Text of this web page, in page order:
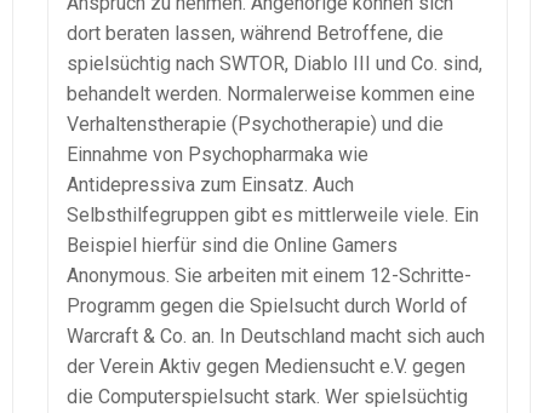
dort beraten lassen, während Betroffene, die
spielsüchtig nach SWTOR, Diablo III und Co. sind,
behandelt werden. Normalerweise kommen eine
Verhaltenstherapie (Psychotherapie) und die
Einnahme von Psychopharmaka wie
Antidepressiva zum Einsatz. Auch
Selbsthilfegruppen gibt es mittlerweile viele. Ein
Beispiel hierfür sind die Online Gamers
Anonymous. Sie arbeiten mit einem 12-Schritte-
Programm gegen die Spielsucht durch World of
Warcraft & Co. an. In Deutschland macht sich auch
der Verein Aktiv gegen Mediensucht e.V. gegen
die Computerspielsucht stark. Wer spielsüchtig